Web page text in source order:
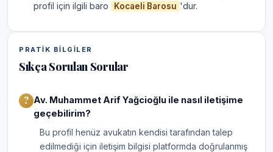
profil için ilgili baro
Kocaeli Barosu 'dur.
PRATIK BILGILER
Sıkça Sorulan Sorular
Av. Muhammet Arif Yağcioğlu ile nasıl iletişime
geçebilirim?
Bu profil henüz avukatın kendisi tarafından talep
edilmediği için iletişim bilgisi platformda doğrulanmış